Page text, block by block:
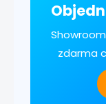
zdarma